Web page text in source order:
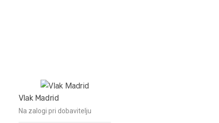
Vlak Madrid
Na zalogi pri dobavitelju